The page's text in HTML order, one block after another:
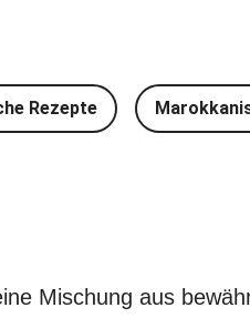
Rezepte
Mischung aus